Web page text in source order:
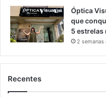
Óptica
que
5 estrelas
2 semanas
Recentes